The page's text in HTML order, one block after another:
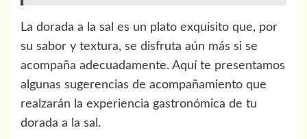
La dorada a la sal es un plato exquisito que, por
su sabor y textura, se disfruta aún más si se
acompaña adecuadamente. Aquí te presentamos
algunas sugerencias de acompañamiento que
realzarán la experiencia gastronómica de tu
dorada a la sal.